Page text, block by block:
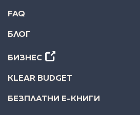
FAQ
БЛОГ
БИЗНЕС
KLEAR BUDGET
БЕЗПЛАТНИ Е-КНИГИ